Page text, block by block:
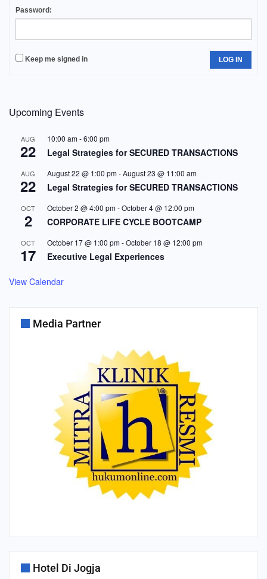
Password:
Keep me signed in LOG IN
Upcoming Events
AUG
22
10:00 am-6:00 pm
Legal Strategies for SECURED TRANSACTIONS
AUG
22
August 22 @ 1:00 pm-August 23 @ 11:00 am
Legal Strategies for SECURED TRANSACTIONS
OCT
2
October 2 @ 4:00 pm-October 4 @ 12:00 pm
CORPORATE LIFE CYCLE BOOTCAMP
OCT
17
October 17 @ 1:00 pm-October 18 @ 12:00 pm
Executive Legal Experiences
View Calendar
Media Partner
Hotel Di Jogja